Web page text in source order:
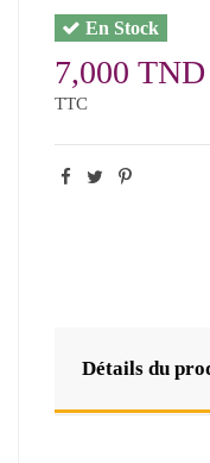
En Stock
7,000 TND
TTC
Détails du